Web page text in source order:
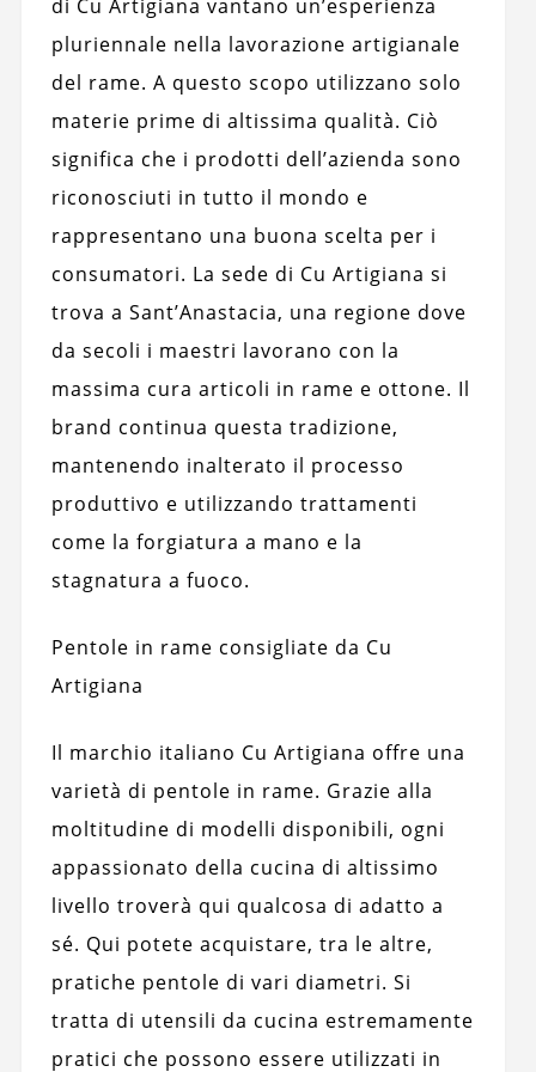
di Cu Artigiana vantano un’esperienza
pluriennale nella lavorazione artigianale
del rame. A questo scopo utilizzano solo
materie prime di altissima qualità. Ciò
significa che i prodotti dell’azienda sono
riconosciuti in tutto il mondo e
rappresentano una buona scelta per i
consumatori. La sede di Cu Artigiana si
trova a Sant’Anastacia, una regione dove
da secoli i maestri lavorano con la
massima cura articoli in rame e ottone. Il
brand continua questa tradizione,
mantenendo inalterato il processo
produttivo e utilizzando trattamenti
come la forgiatura a mano e la
stagnatura a fuoco.
Pentole in rame consigliate da Cu
Artigiana
Il marchio italiano Cu Artigiana offre una
varietà di pentole in rame. Grazie alla
moltitudine di modelli disponibili, ogni
appassionato della cucina di altissimo
livello troverà qui qualcosa di adatto a
sé. Qui potete acquistare, tra le altre,
pratiche pentole di vari diametri. Si
tratta di utensili da cucina estremamente
pratici che possono essere utilizzati in